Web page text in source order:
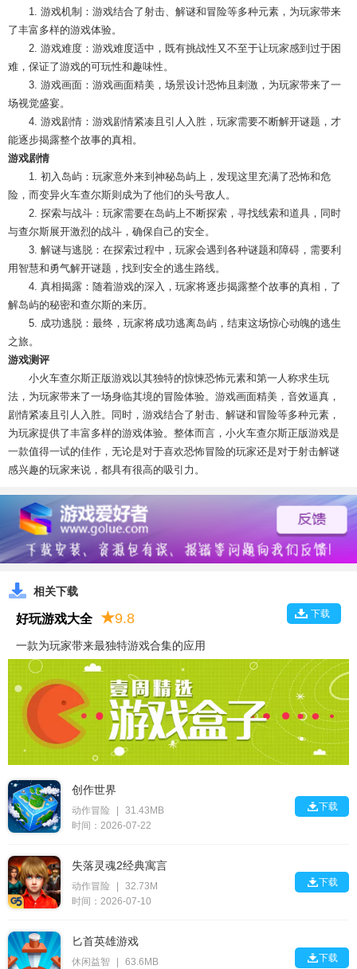
1. 游戏机制：游戏结合了射击、解谜和冒险等多种元素，为玩家带来
了丰富多样的游戏体验。
2. 游戏难度：游戏难度适中，既有挑战性又不至于让玩家感到过于困
难，保证了游戏的可玩性和趣味性。
3. 游戏画面：游戏画面精美，场景设计恐怖且刺激，为玩家带来了一
场视觉盛宴。
4. 游戏剧情：游戏剧情紧凑且引人入胜，玩家需要不断解开谜题，才
能逐步揭露整个故事的真相。
游戏剧情
1. 初入岛屿：玩家意外来到神秘岛屿上，发现这里充满了恐怖和危
险，而变异火车查尔斯则成为了他们的头号敌人。
2. 探索与战斗：玩家需要在岛屿上不断探索，寻找线索和道具，同时
与查尔斯展开激烈的战斗，确保自己的安全。
3. 解谜与逃脱：在探索过程中，玩家会遇到各种谜题和障碍，需要利
用智慧和勇气解开谜题，找到安全的逃生路线。
4. 真相揭露：随着游戏的深入，玩家将逐步揭露整个故事的真相，了
解岛屿的秘密和查尔斯的来历。
5. 成功逃脱：最终，玩家将成功逃离岛屿，结束这场惊心动魄的逃生
之旅。
游戏测评
小火车查尔斯正版游戏以其独特的惊悚恐怖元素和第一人称求生玩
法，为玩家带来了一场身临其境的冒险体验。游戏画面精美，音效逼真，
剧情紧凑且引人入胜。同时，游戏结合了射击、解谜和冒险等多种元素，
为玩家提供了丰富多样的游戏体验。整体而言，小火车查尔斯正版游戏是
一款值得一试的佳作，无论是对于喜欢恐怖冒险的玩家还是对于射击解谜
感兴趣的玩家来说，都具有很高的吸引力。
相关下载
下载
好玩游戏大全 ★9.8
一款为玩家带来最独特游戏合集的应用
创作世界
动作冒险
31.43MB
时间：2026-07-22
下载
失落灵魂2经典寓言
动作冒险
32.73M
时间：2026-07-10
下载
匕首英雄游戏
休闲益智
63.6MB
下载